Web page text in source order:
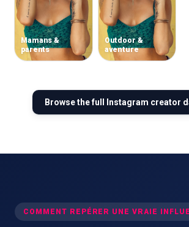
Mamans &
parents
Outdoor &
aventure
Browse the full Instagram creator
COMMENT REPÉRER UNE VRAIE